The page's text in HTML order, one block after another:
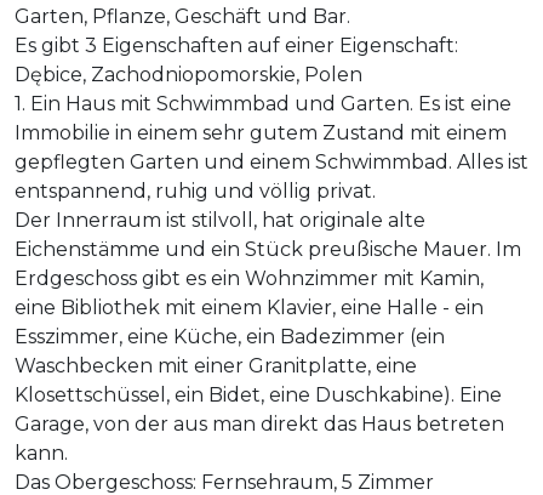
Garten, Pflanze, Geschäft und Bar.
Es gibt 3 Eigenschaften auf einer Eigenschaft:
Dębice, Zachodniopomorskie, Polen
1. Ein Haus mit Schwimmbad und Garten. Es ist eine
Immobilie in einem sehr gutem Zustand mit einem
gepflegten Garten und einem Schwimmbad. Alles ist
entspannend, ruhig und völlig privat.
Der Innerraum ist stilvoll, hat originale alte
Eichenstämme und ein Stück preußische Mauer. Im
Erdgeschoss gibt es ein Wohnzimmer mit Kamin,
eine Bibliothek mit einem Klavier, eine Halle - ein
Esszimmer, eine Küche, ein Badezimmer (ein
Waschbecken mit einer Granitplatte, eine
Klosettschüssel, ein Bidet, eine Duschkabine). Eine
Garage, von der aus man direkt das Haus betreten
kann.
Das Obergeschoss: Fernsehraum, 5 Zimmer